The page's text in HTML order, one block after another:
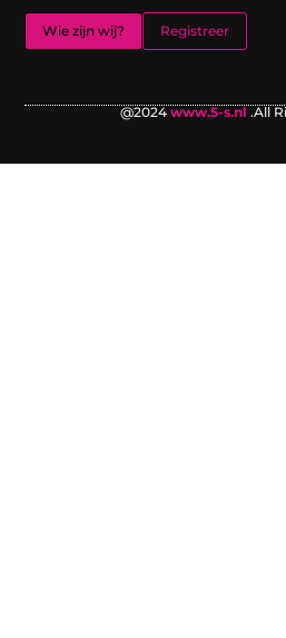
Wie zijn wij? Registreer
@2024www.5-s.nl .All